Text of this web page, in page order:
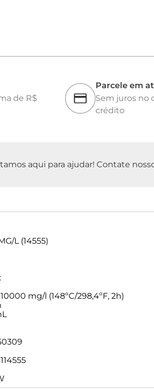
de R$
Parcele em
Sem juros no
crédito
aqui para ajudar! Contate
L (14555)
mg/l (148ºC/298,4ºF, 2h)